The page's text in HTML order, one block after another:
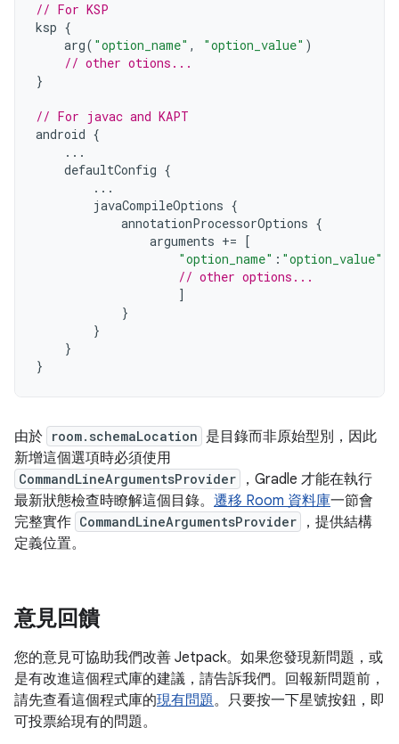
// For KSP
ksp {
arg( "option_name" , "option_value" )
// other otions...
}
// For javac and KAPT
android {
...
defaultConfig {
...
javaCompileOptions {
annotationProcessorOptions {
arguments += [
"option_name" : "option_value"
// other options...
]
}
}
}
}
由於 room.schemaLocation 是目錄而非原始型別，因此
新增這個選項時必須使用
CommandLineArgumentsProvider
，Gradle 才能在執行
最新狀態檢查時瞭解這個目錄。 遷移 Room 資料庫一節會
完整實作 CommandLineArgumentsProvider
，提供結構
定義位置。
意見回饋
您的意見可協助我們改善 Jetpack。如果您發現新問題，或
是有改進這個程式庫的建議，請告訴我們。回報新問題前，
請先查看這個程式庫的現有問題。只要按一下星號按鈕，即
可投票給現有的問題。